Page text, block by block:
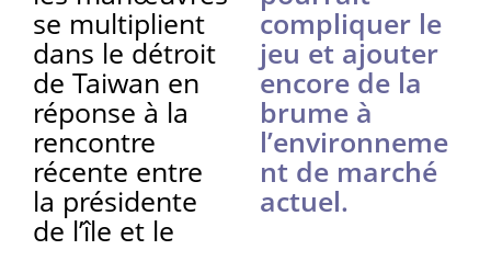
se multiplient
dans le détroit
de Taiwan en
réponse à la
rencontre
récente entre
la présidente
de l’île et le
compliquer le
jeu et ajouter
encore de la
brume à
l’environneme
nt de marché
actuel.